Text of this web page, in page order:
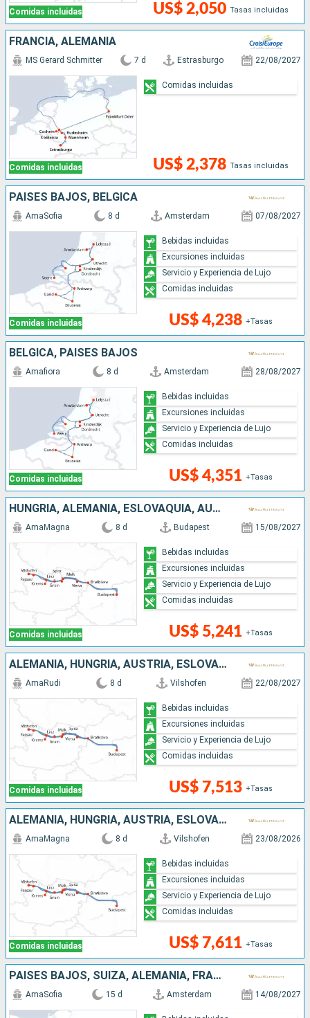
Comidas incluidas US$ 2,050 Tasas incluidas
FRANCIA, ALEMANIA
Comidas incluidas
MS Gerard Schmitter 7 d Estrasburgo 22/08/2027
US$ 2,378 Tasas incluidas
Comidas incluidas
PAISES BAJOS, BÉLGICA
Comidas incluidas
AmaSofia 8 d Amsterdam 07/08/2027
US$ 4,238 +Tasas
Bebidas incluidas
Excursiones incluidas
Servicio y Experiencia de Lujo
Comidas incluidas
BÉLGICA, PAISES BAJOS
Comidas incluidas
Amafiora 8 d Amsterdam 28/08/2027
US$ 4,351 +Tasas
Bebidas incluidas
Excursiones incluidas
Servicio y Experiencia de Lujo
Comidas incluidas
HUNGRÍA, ALEMANIA, ESLOVAQUIA, AUSTRIA
Comidas incluidas
AmaMagna 8 d Budapest 15/08/2027
US$ 5,241 +Tasas
Bebidas incluidas
Excursiones incluidas
Servicio y Experiencia de Lujo
Comidas incluidas
ALEMANIA, HUNGRÍA, AUSTRIA, ESLOVAQUIA
Comidas incluidas
AmaRudi 8 d Vilshofen 22/08/2027
US$ 7,513 +Tasas
Bebidas incluidas
Excursiones incluidas
Servicio y Experiencia de Lujo
Comidas incluidas
ALEMANIA, HUNGRÍA, AUSTRIA, ESLOVAQUIA
Comidas incluidas
AmaMagna 8 d Vilshofen 23/08/2026
US$ 7,611 +Tasas
Bebidas incluidas
Excursiones incluidas
Servicio y Experiencia de Lujo
Comidas incluidas
PAISES BAJOS, SUIZA, ALEMANIA, FRANCIA, BÉLGICA, REPÚBLICA DOMINICANA
AmaSofia 15 d Amsterdam 14/08/2027